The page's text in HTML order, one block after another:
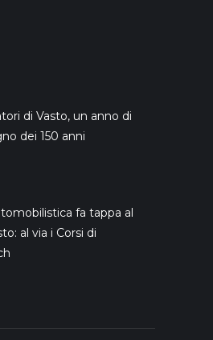
di Vasto, un anno di
dei 150 anni
fa tappa al
al via i Corsi di